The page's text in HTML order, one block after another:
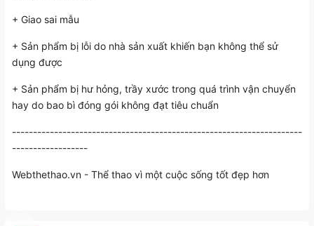
+ Giao sai mẫu
+ Sản phẩm bị lỗi do nhà sản xuất khiến bạn không thể sử
dụng được
+ Sản phẩm bị hư hỏng, trầy xước trong quá trình vận chuyển
hay do bao bì đóng gói không đạt tiêu chuẩn
---------------------------------------------------------------------
------------------
Webthethao.vn - Thể thao vì một cuộc sống tốt đẹp hơn